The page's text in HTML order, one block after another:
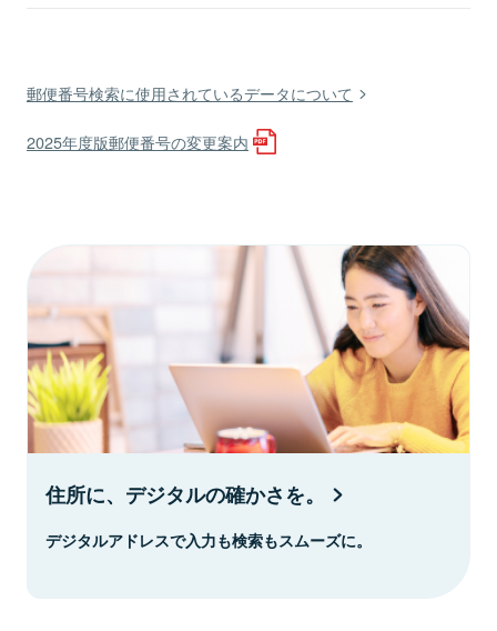
郵便番号検索に使用されているデータについて
2025年度版郵便番号の変更案内
住所に、デジタルの確かさを。
デジタルアドレスで入力も検索もスムーズに。